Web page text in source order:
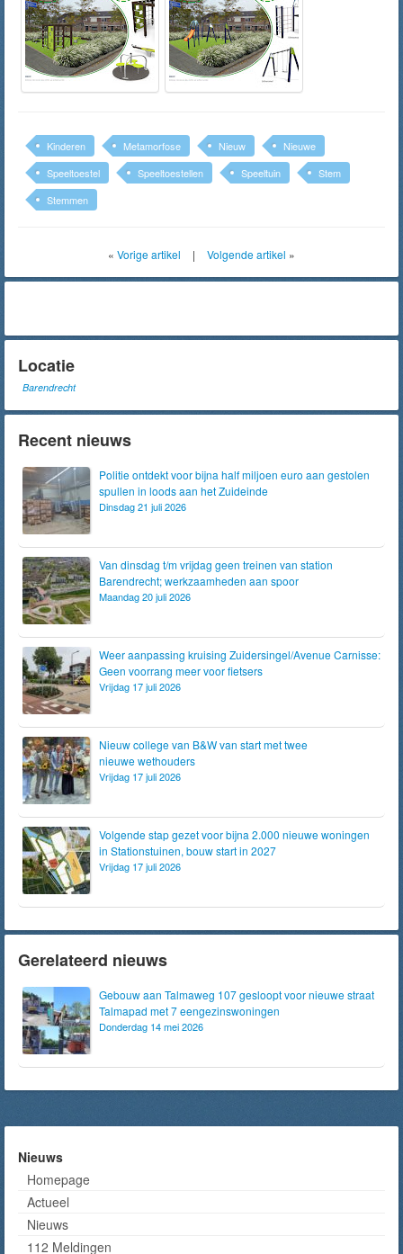
Kinderen Metamorfose Nieuw
Nieuwe
Speeltoestel
Speeltoestellen Speeltuin
Stem
Stemmen
« Vorige artikel | Volgende artikel »
Locatie
Barendrecht
Recent nieuws
Politie ontdekt voor bijna half miljoen euro aan gestolen
spullen in loods aan het Zuideinde
Dinsdag 21 juli 2026
Van dinsdag t/m vrijdag geen treinen van station
Barendrecht; werkzaamheden aan spoor
Maandag 20 juli 2026
Weer aanpassing kruising Zuidersingel/Avenue Carnisse:
Geen voorrang meer voor fietsers
Vrijdag 17 juli 2026
Nieuw college van B&W van start met twee
nieuwe wethouders
Vrijdag 17 juli 2026
Volgende stap gezet voor bijna 2.000 nieuwe woningen
in Stationstuinen, bouw start in 2027
Vrijdag 17 juli 2026
Gerelateerd nieuws
Gebouw aan Talmaweg 107 gesloopt voor nieuwe straat
Talmapad met 7 eengezinswoningen
Donderdag 14 mei 2026
Nieuws
Homepage
Actueel
Nieuws
112 Meldingen